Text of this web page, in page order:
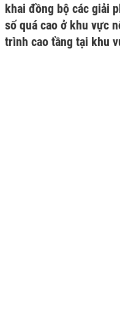
khai đồng bộ các giải
số quá cao ở khu vực
trình cao tầng tại khu